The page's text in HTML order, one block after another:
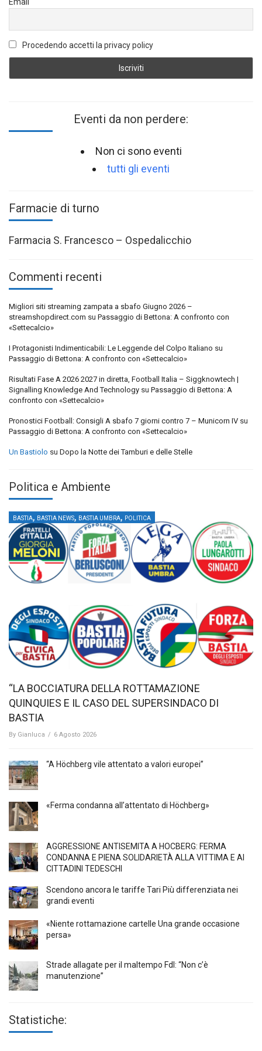
Procedendo accetti la privacy policy
Eventi da non perdere:
Non ci sono eventi
tutti gli eventi
Farmacie di turno
Farmacia S. Francesco – Ospedalicchio
Commenti recenti
Migliori siti streaming zampata a sbafo Giugno 2026 –
streamshopdirect.com su Passaggio di Bettona: A confronto con
«Settecalcio»
I Protagonisti Indimenticabili: Le Leggende del Colpo Italiano su
Passaggio di Bettona: A confronto con «Settecalcio»
Risultati Fase A 2026 2027 in diretta, Football Italia – Siggknowtech |
Signalling Knowledge And Technology su Passaggio di Bettona: A
confronto con «Settecalcio»
Pronostici Football: Consigli A sbafo 7 giorni contro 7 – Municorn IV su
Passaggio di Bettona: A confronto con «Settecalcio»
Un Bastiolo su Dopo la Notte dei Tamburi e delle Stelle
Politica e Ambiente
BASTIA, BASTIA NEWS, BASTIA UMBRA, POLITICA
“LA BOCCIATURA DELLA ROTTAMAZIONE
QUINQUIES E IL CASO DEL SUPERSINDACO DI
BASTIA
By Gianluca / 6 Agosto 2026
“A Höchberg vile attentato a valori europei”
«Ferma condanna all’attentato di Höchberg»
AGGRESSIONE ANTISEMITA A HÖCBERG: FERMA
CONDANNA E PIENA SOLIDARIETÀ ALLA VITTIMA E AI
CITTADINI TEDESCHI
Scendono ancora le tariffe Tari Più differenziata nei
grandi eventi
«Niente rottamazione cartelle Una grande occasione
persa»
Strade allagate per il maltempo FdI: “Non c’è
manutenzione”
Statistiche: